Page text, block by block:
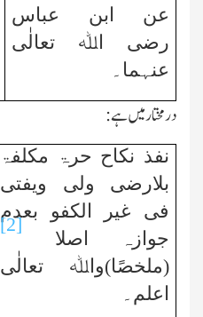
عن ابن عباس
رضی اﷲ تعالٰی
عنہما۔
درمختار میں ہے:
نفذ نکاح حرۃ مکلفۃ
بلارضی ولی ویفتی
فی غیر الکفو بعدم
جوازہ اصلا
[2]
(ملخصًا)واﷲ تعالٰی
اعلم۔